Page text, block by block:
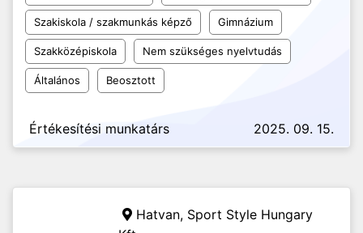
Szakiskola / szakmunkás képző Gimnázium
Szakközépiskola Nem szükséges nyelvtudás
Általános Beosztott
Értékesítési munkatárs 2025. 09. 15.
Hatvan, Sport Style Hungary